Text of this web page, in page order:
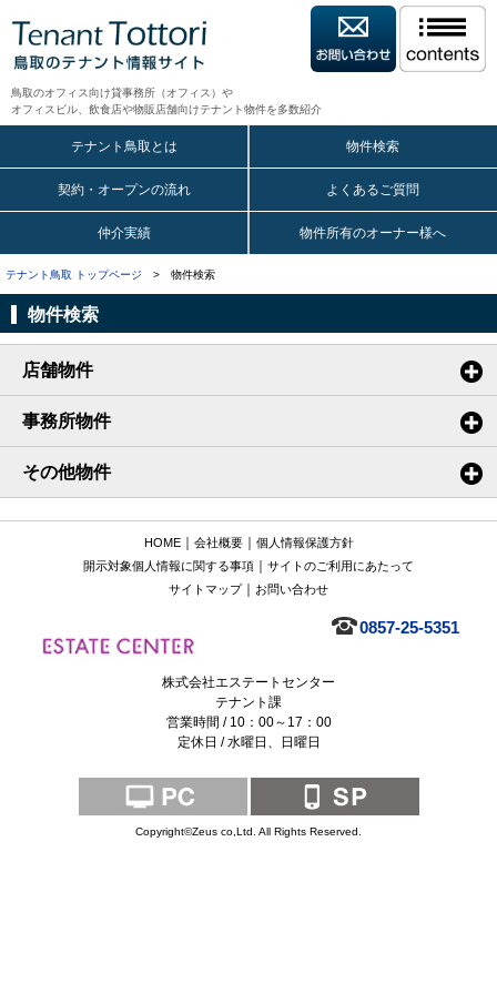
鳥取のオフィス向け貸事務所（オフィス）や
オフィスビル、飲食店や物販店舗向けテナント物件を多数紹介
テナント鳥取とは 物件検索
契約・オープンの流れ よくあるご質問
仲介実績 物件所有のオーナー様へ
テナント鳥取 トップページ > 物件検索
物件検索
店舗物件
事務所物件
その他物件
HOME｜ 会社概要｜ 個人情報保護方針
開示対象個人情報に関する事項 ｜ サイトのご利用にあたって
サイトマップ｜ お問い合わせ
0857-25-5351
株式会社エステートセンター
テナント課
営業時間 / 10：00～17：00
定休日 / 水曜日、日曜日
Copyright©Zeus co,Ltd. All Rights Reserved.